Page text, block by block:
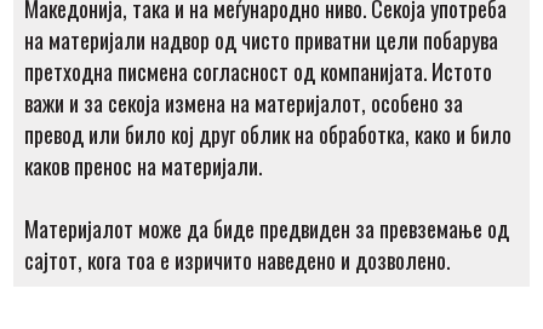
Македонија, така и на меѓународно ниво. Секоја употреба
на материјали надвор од чисто приватни цели побарува
претходна писмена согласност од компанијата. Истото
важи и за секоја измена на материјалот, особено за
превод или било кој друг облик на обработка, како и било
каков пренос на материјали.
Материјалот може да биде предвиден за превземање од
сајтот, кога тоа е изричито наведено и дозволено.